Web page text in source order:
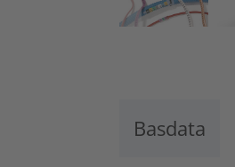
Basdata